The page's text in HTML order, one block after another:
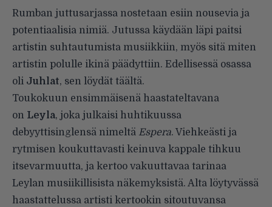
Rumban juttusarjassa nostetaan esiin nousevia ja
potentiaalisia nimiä. Jutussa käydään läpi paitsi
artistin suhtautumista musiikkiin, myös sitä miten
artistin polulle ikinä päädyttiin. Edellisessä osassa
oli Juhlat, sen löydät täältä.
Toukokuun ensimmäisenä haastateltavana
on Leyla, joka julkaisi huhtikuussa
debyyttisinglensä nimeltä Espera. Viehkeästi ja
rytmisen koukuttavasti keinuva kappale tihkuu
itsevarmuutta, ja kertoo vakuuttavaa tarinaa
Leylan musiikillisista näkemyksistä. Alta löytyvässä
haastattelussa artisti kertookin sitoutuvansa